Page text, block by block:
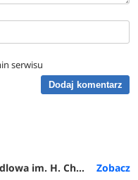
serwisu
Dodaj komentarz
w Warszawie